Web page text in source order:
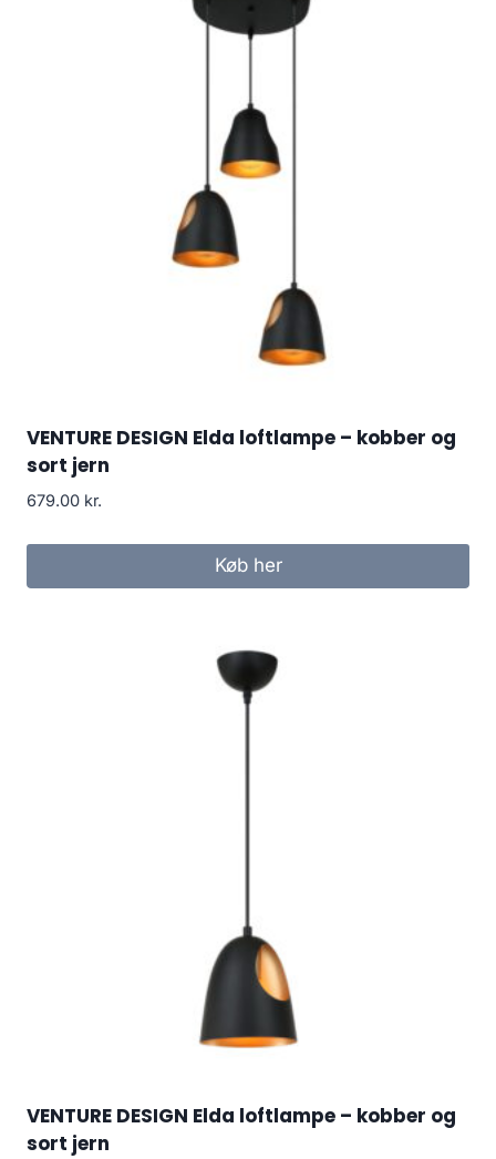
VENTURE DESIGN Elda loftlampe – kobber og
sort jern
679.00 kr.
Køb her
VENTURE DESIGN Elda loftlampe – kobber og
sort jern